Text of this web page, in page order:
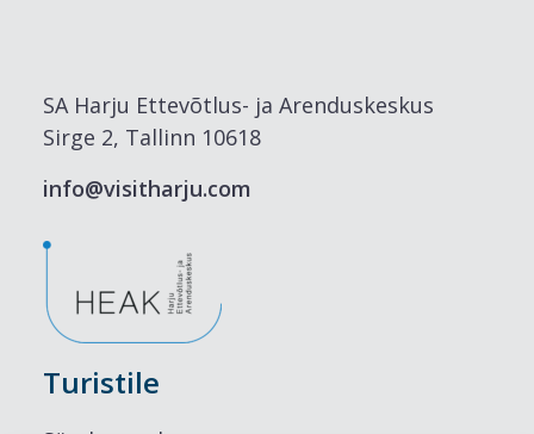
SA Harju Ettevõtlus- ja Arenduskeskus
Sirge 2, Tallinn 10618
info@visitharju.com
Turistile